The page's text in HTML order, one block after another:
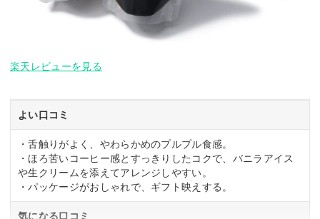
楽天レビューを見る
よい口コミ
・舌触りがよく、やわらかめのプルプル食感。
・ほろ苦いコーヒー感とすっきりしたコクで、バニラアイス
や生クリームを添えてアレンジしやすい。
・パッケージがおしゃれで、ギフト映えする。
気になる口コミ